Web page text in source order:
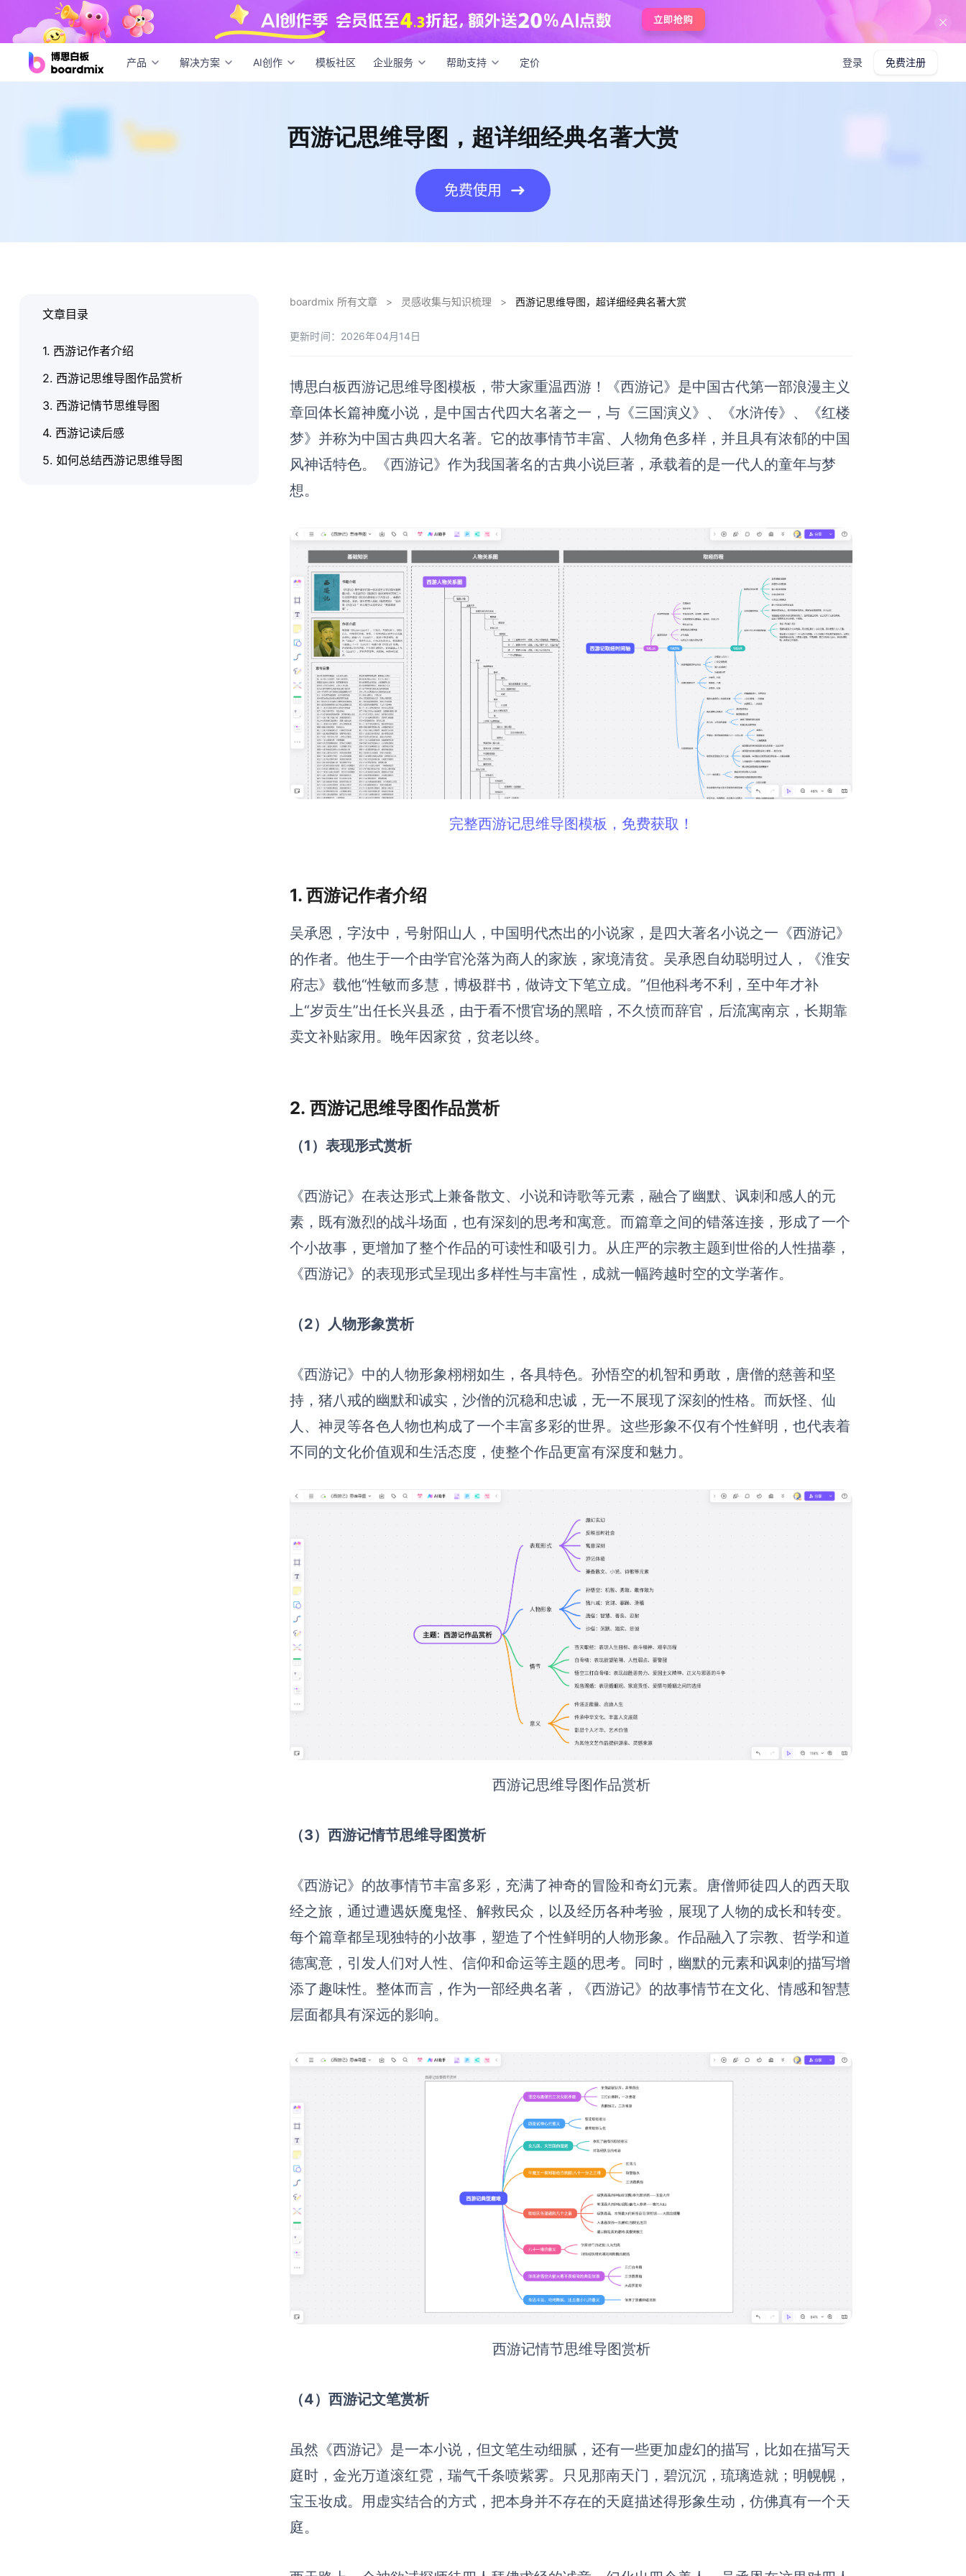
产品 解决方案 AI创作 模板社区 企业服务 帮助支持 定价 登录 免费注册
西游记思维导图，超详细经典名著大赏
西游记思维导图，超详细经典名著大赏
免费使用
boardmix 所有文章 > 灵感收集与知识梳理 > 西游记思维导图，超详细经典名著大赏
更新时间：2026年04月14日
博思白板西游记思维导图模板，带大家重温西游！《西游记》是中国古代第一部浪漫主义
章回体长篇神魔小说，是中国古代四大名著之一，与《三国演义》、《水浒传》、《红楼
梦》并称为中国古典四大名著。它的故事情节丰富、人物角色多样，并且具有浓郁的中国
风神话特色。《西游记》作为我国著名的古典小说巨著，承载着的是一代人的童年与梦
想。
完整西游记思维导图模板，免费获取！
1. 西游记作者介绍
吴承恩，字汝中，号射阳山人，中国明代杰出的小说家，是四大著名小说之一《西游记》
的作者。他生于一个由学官沦落为商人的家族，家境清贫。吴承恩自幼聪明过人，《淮安
府志》载他“性敏而多慧，博极群书，做诗文下笔立成。”但他科考不利，至中年才补
上“岁贡生”出任长兴县丞，由于看不惯官场的黑暗，不久愤而辞官，后流寓南京，长期靠
卖文补贴家用。晚年因家贫，贫老以终。
2. 西游记思维导图作品赏析
（1）表现形式赏析
《西游记》在表达形式上兼备散文、小说和诗歌等元素，融合了幽默、讽刺和感人的元
素，既有激烈的战斗场面，也有深刻的思考和寓意。而篇章之间的错落连接，形成了一个
个小故事，更增加了整个作品的可读性和吸引力。从庄严的宗教主题到世俗的人性描摹，
《西游记》的表现形式呈现出多样性与丰富性，成就一幅跨越时空的文学著作。
（2）人物形象赏析
《西游记》中的人物形象栩栩如生，各具特色。孙悟空的机智和勇敢，唐僧的慈善和坚
持，猪八戒的幽默和诚实，沙僧的沉稳和忠诚，无一不展现了深刻的性格。而妖怪、仙
人、神灵等各色人物也构成了一个丰富多彩的世界。这些形象不仅有个性鲜明，也代表着
不同的文化价值观和生活态度，使整个作品更富有深度和魅力。
西游记思维导图作品赏析
（3）西游记情节思维导图赏析
《西游记》的故事情节丰富多彩，充满了神奇的冒险和奇幻元素。唐僧师徒四人的西天取
经之旅，通过遭遇妖魔鬼怪、解救民众，以及经历各种考验，展现了人物的成长和转变。
每个篇章都呈现独特的小故事，塑造了个性鲜明的人物形象。作品融入了宗教、哲学和道
德寓意，引发人们对人性、信仰和命运等主题的思考。同时，幽默的元素和讽刺的描写增
添了趣味性。整体而言，作为一部经典名著，《西游记》的故事情节在文化、情感和智慧
层面都具有深远的影响。
西游记情节思维导图赏析
（4）西游记文笔赏析
虽然《西游记》是一本小说，但文笔生动细腻，还有一些更加虚幻的描写，比如在描写天
庭时，金光万道滚红霓，瑞气千条喷紫雾。只见那南天门，碧沉沉，琉璃造就；明幌幌，
宝玉妆成。用虚实结合的方式，把本身并不存在的天庭描述得形象生动，仿佛真有一个天
庭。
文章目录
1. 西游记作者介绍
2. 西游记思维导图作品赏析
3. 西游记情节思维导图
4. 西游记读后感
5. 如何总结西游记思维导图